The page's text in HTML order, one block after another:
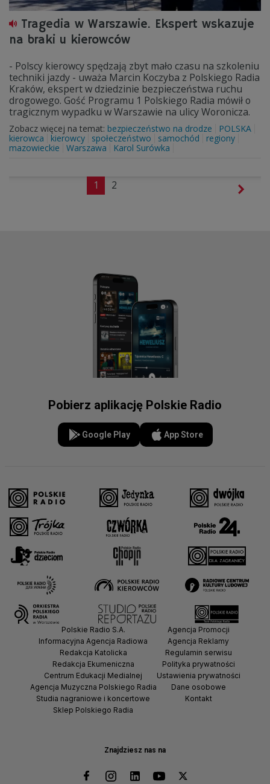
Tragedia w Warszawie. Ekspert wskazuje
na braki u kierowców
- Polscy kierowcy spędzają zbyt mało czasu na szkoleniu
techniki jazdy - uważa Marcin Koczyba z Polskiego Radia
Kraków, ekspert w dziedzinie bezpieczeństwa ruchu
drogowego. Gość Programu 1 Polskiego Radia mówił o
tragicznym wypadku w Warszawie na ulicy Woronicza.
Zobacz więcej na temat: bezpieczeństwo na drodze
POLSKA
kierowca
kierowcy społeczeństwo samochód
regiony
mazowieckie
Warszawa Karol Surówka
1 2
Pobierz aplikację Polskie Radio
Google Play App Store
Znajdziesz nas na
Polskie Radio S.A.
Informacyjna Agencja Radiowa
Redakcja Katolicka
Redakcja Ekumeniczna
Centrum Edukacji Medialnej
Agencja Muzyczna Polskiego Radia
Studia nagraniowe i koncertowe
Sklep Polskiego Radia
Agencja Promocji
Agencja Reklamy
Regulamin serwisu
Polityka prywatności
Ustawienia prywatności
Dane osobowe
Kontakt